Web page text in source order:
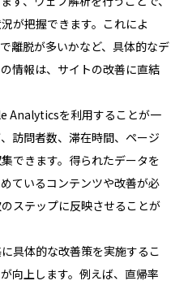
が把握できます。これによ
離脱が多いかなど、具体的なデ
情報は、サイトの改善に直結
Analyticsを利用することが一
訪問者数、滞在時間、ページ
できます。得られたデータを
ているコンテンツや改善が必
ステップに反映させることが
具体的な改善策を実施するこ
向上します。例えば、直帰率